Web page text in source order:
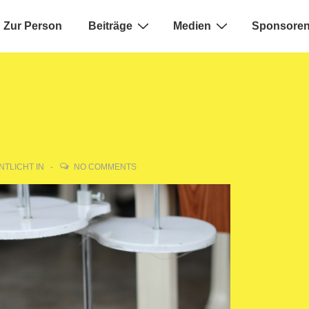
Zur Person Beiträge Medien
IN NO COMMENTS